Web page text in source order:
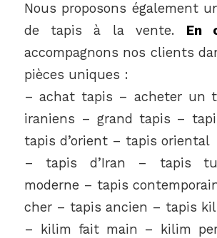
Nous proposons également
de tapis à la vente. En
accompagnons nos clients
pièces uniques :
– achat tapis – acheter un
iraniens – grand tapis –
tapis d’orient – tapis oriental
– tapis d’Iran – tapis
moderne – tapis
cher – tapis ancien – tapis
– kilim fait main – kilim